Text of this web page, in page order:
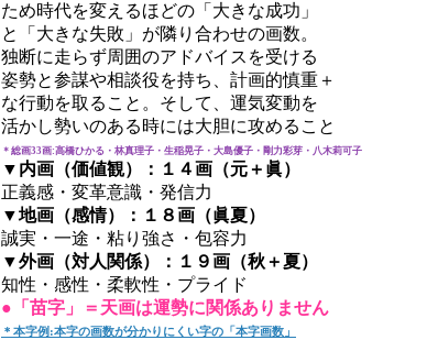
ため時代を変えるほどの「大きな成功」
と「大きな失敗」が隣り合わせの画数。
独断に走らず周囲のアドバイスを受ける
姿勢と参謀や相談役を持ち、計画的慎重＋
な行動を取ること。そして、運気変動を
活かし勢いのある時には大胆に攻めること
＊総画33画:高橋ひかる・林真理子・生稲晃子・大島優子・剛力彩芽・八木莉可子
▼内画（価値観）：１４画（元＋眞）
正義感・変革意識・発信力
▼地画（感情）：１８画（眞夏）
誠実・一途・粘り強さ・包容力
▼外画（対人関係）：１９画（秋＋夏）
知性・感性・柔軟性・プライド
●「苗字」＝天画は運勢に関係ありません
＊本字例:本字の画数が分かりにくい字の「本字画数」